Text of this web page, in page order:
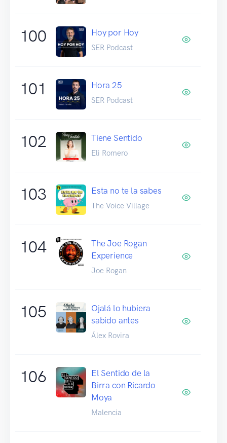
100 Hoy por Hoy
SER Podcast
101 Hora 25
SER Podcast
102 Tiene Sentido
Eli Romero
103 Esta no te la sabes
The Voice Village
104
The Joe Rogan
Experience
Joe Rogan
105
Ojalá lo hubiera
sabido antes
Álex Rovira
106
El Sentido de la
Birra con Ricardo
Moya
Malencia